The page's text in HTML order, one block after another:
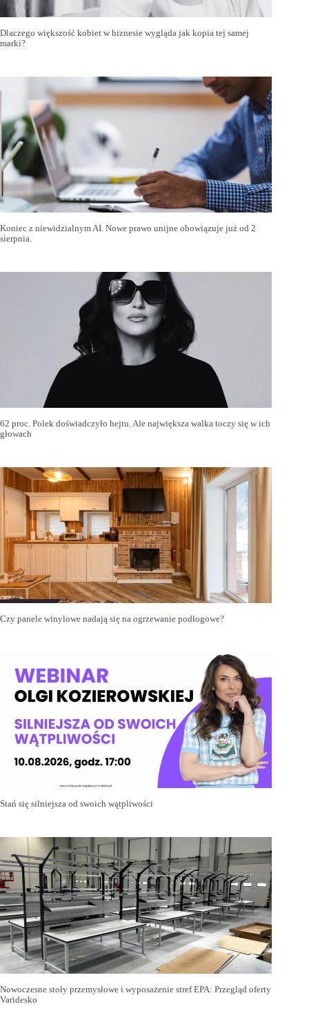
Dlaczego większość kobiet w biznesie wygląda jak kopia tej samej
marki?
Koniec z niewidzialnym AI. Nowe prawo unijne obowiązuje już od 2
sierpnia.
62 proc. Polek doświadczyło hejtu. Ale największa walka toczy się w ich
głowach
Czy panele winylowe nadają się na ogrzewanie podłogowe?
Stań się silniejsza od swoich wątpliwości
Nowoczesne stoły przemysłowe i wyposażenie stref EPA: Przegląd oferty
Varidesko